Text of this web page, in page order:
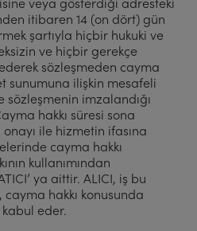
itibaren 14 (on dört) gün
şartıyla hiçbir hukuki ve
ve hiçbir gerekçe
sözleşmeden cayma
sunumuna ilişkin mesafeli
sözleşmenin imzalandığı
hakkı süresi sona
ile hizmetin ifasına
cayma hakkı
kullanımından
ya aittir. ALICI, iş bu
hakkı konusunda
eder.